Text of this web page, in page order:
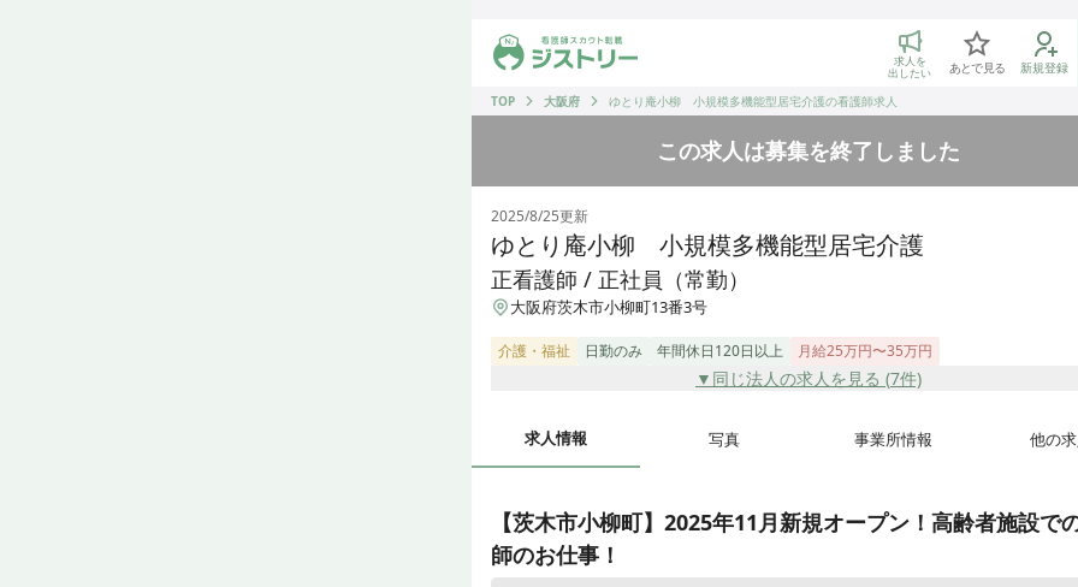
ジストリー 看護師の転職マッチング
求人を
出したい あとで見る 新規登録
TOP
大阪府 ゆとり庵小柳 小規模多機能型居宅介護の看護師求人
この求人は募集を終了しました
2025/8/25更新
ゆとり庵小柳 小規模多機能型居宅介護
正看護師 / 正社員（常勤）
大阪府茨木市小柳町13番3号
介護・福祉 日勤のみ 年間休日120日以上 月給25万円〜35万円
▼同じ法人の求人を見る (7件)
求人情報 写真 事業所情報 他の求
【茨木市小柳町】2025年11月新規オープン！高齢者施設で
師のお仕事！